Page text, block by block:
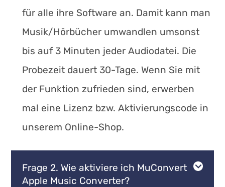
für alle ihre Software an. Damit kann man
Musik/Hörbücher umwandlen umsonst
bis auf 3 Minuten jeder Audiodatei. Die
Probezeit dauert 30-Tage. Wenn Sie mit
der Funktion zufrieden sind, erwerben
mal eine Lizenz bzw. Aktivierungscode in
unserem Online-Shop.
Frage 2. Wie aktiviere ich MuConvert
Apple Music Converter?